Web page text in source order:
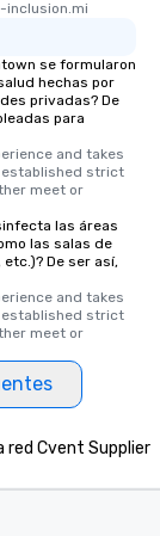
se formularon
hechas por
privadas? De
para
and takes
established strict
meet or
las áreas
las salas de
De ser así,
and takes
established strict
meet or
red Cvent Supplier